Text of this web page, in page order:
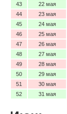
43
22 мая
44
23 мая
45
24 мая
46
25 мая
47
26 мая
48
27 мая
49
28 мая
50
29 мая
51
30 мая
52
31 мая